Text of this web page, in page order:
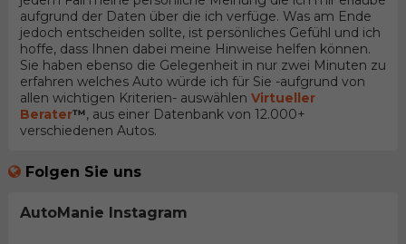
aufgrund der Daten über die ich verfüge. Was am Ende
jedoch entscheiden sollte, ist persönliches Gefühl und ich
hoffe, dass Ihnen dabei meine Hinweise helfen können.
Sie haben ebenso die Gelegenheit in nur zwei Minuten zu
erfahren welches Auto würde ich für Sie -aufgrund von
allen wichtigen Kriterien- auswählen Virtueller
Berater™, aus einer Datenbank von 12.000+
verschiedenen Autos.
Folgen Sie uns
AutoManie Instagram